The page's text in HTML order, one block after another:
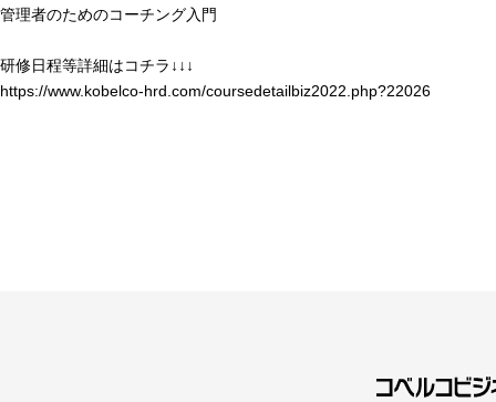
管理者のためのコーチング入門
研修日程等詳細はコチラ↓↓↓
https://www.kobelco-hrd.com/coursedetailbiz2022.php?22026